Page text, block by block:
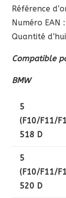
Référence
Numéro EAN
Quantité
Compatible
BMW
5
(F10/F11/
518 D
5
(F10/F11/
520 D